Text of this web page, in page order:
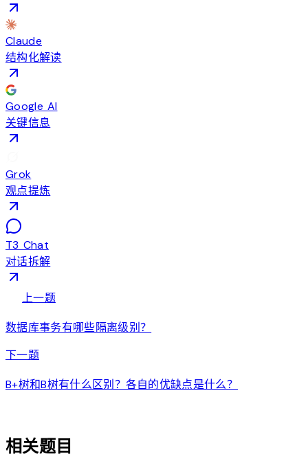
Claude
结构化解读
Google AI
关键信息
Grok
观点提炼
T3 Chat
对话拆解
上一题
数据库事务有哪些隔离级别？
下一题arrow_forward
B+树和B树有什么区别？各自的优缺点是什么？
相关题目